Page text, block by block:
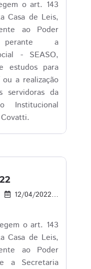
o art. 143
Casa de Leis,
ao Poder
perante a
- SEASO,
estudos para
a realização
servidoras da
Institucional
12/04/2022
o art. 143
Casa de Leis,
ao Poder
a Secretaria